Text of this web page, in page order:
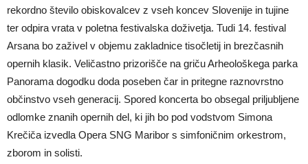
rekordno število obiskovalcev z vseh koncev Slovenije in tujine
ter odpira vrata v poletna festivalska doživetja. Tudi 14. festival
Arsana bo zaživel v objemu zakladnice tisočletij in brezčasnih
opernih klasik. Veličastno prizorišče na griču Arheološkega parka
Panorama dogodku doda poseben čar in pritegne raznovrstno
občinstvo vseh generacij. Spored koncerta bo obsegal priljubljene
odlomke znanih opernih del, ki jih bo pod vodstvom Simona
Krečiča izvedla Opera SNG Maribor s simfoničnim orkestrom,
zborom in solisti.